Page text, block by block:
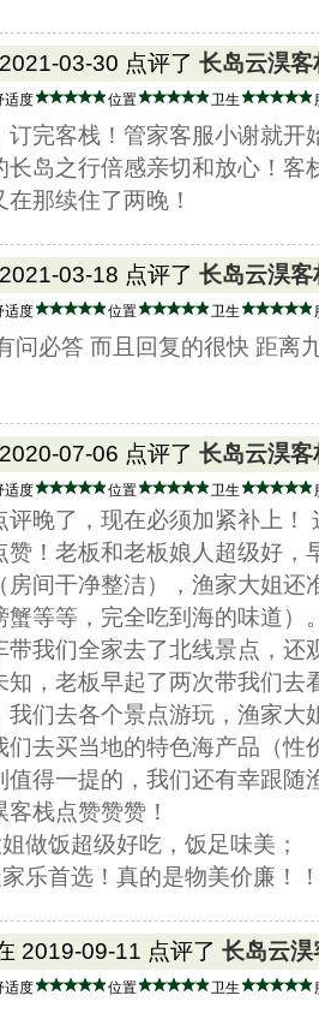
03-30 点评了 长岛云淏客
适度 位置 卫生
订完客栈！管家客服小谢就开
长岛之行倍感亲切和放心！客
那续住了两晚！
03-18 点评了 长岛云淏客
适度 位置 卫生
问必答 而且回复的很快 距离
07-06 点评了 长岛云淏客
适度 位置 卫生
评晚了，现在必须加紧补上！
赞！老板和老板娘人超级好，
房间干净整洁），渔家大姐还
蟹等等，完全吃到海的味道）
带我们全家去了北线景点，还
知，老板早起了两次带我们去
我们去各个景点游玩，渔家大
们去买当地的特色海产品（性
值得一提的，我们还有幸跟随
栈点赞赞赞！
做饭超级好吃，饭足味美；
乐首选！真的是物美价廉！
2019-09-11 点评了 长岛云淏
适度 位置 卫生